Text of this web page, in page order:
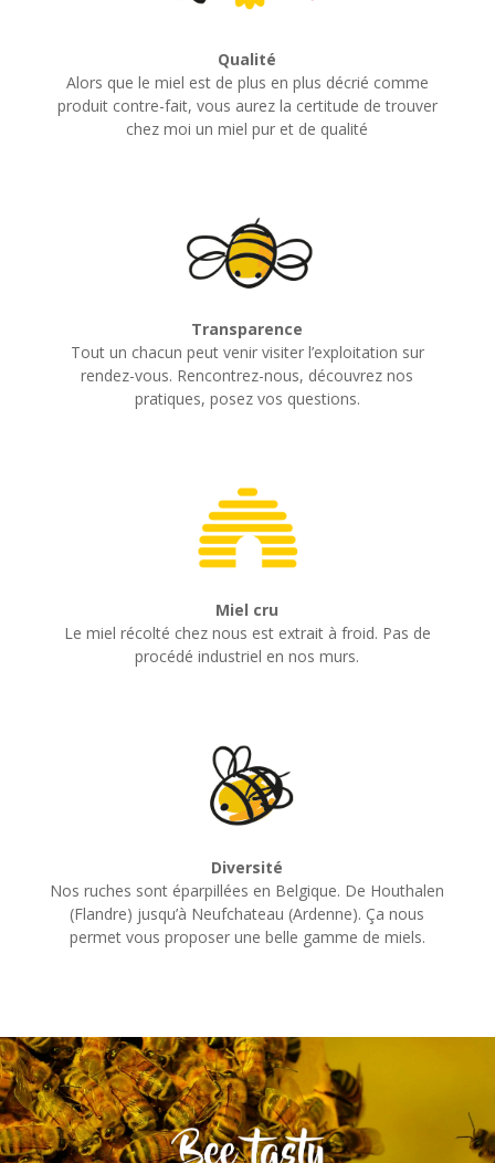
Qualité
Alors que le miel est de plus en plus décrié comme
produit contre-fait, vous aurez la certitude de trouver
chez moi un miel pur et de qualité
Transparence
Tout un chacun peut venir visiter l’exploitation sur
rendez-vous. Rencontrez-nous, découvrez nos
pratiques, posez vos questions.
Miel cru
Le miel récolté chez nous est extrait à froid. Pas de
procédé industriel en nos murs.
Diversité
Nos ruches sont éparpillées en Belgique. De Houthalen
(Flandre) jusqu’à Neufchateau (Ardenne). Ça nous
permet vous proposer une belle gamme de miels.